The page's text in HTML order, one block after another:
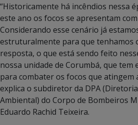
“Historicamente há incêndios nessa
este ano os focos se apresentam
Considerando esse cenário já
estruturalmente para que tenhamos
resposta, o que está sendo feito
nossa unidade de Corumbá, que tem
para combater os focos que atingem
explica o subdiretor da DPA
Ambiental) do Corpo de Bombeiros
Eduardo Rachid Teixeira.